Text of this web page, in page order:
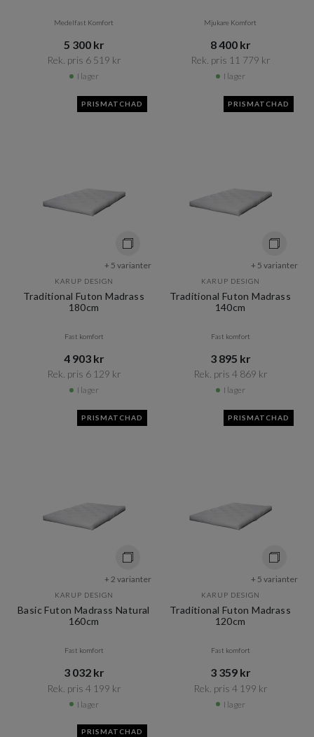
Medelfast Komfort
5 300 kr​​
Rek. pris 6 519 kr​​
I lager
Mjukare Komfort
8 400 kr​​
Rek. pris 11 779 kr​​
I lager
PRISMATCHAD
+ 5 varianter
KARUP DESIGN
Traditional Futon Madrass
180cm
Fast komfort
4 903 kr​​
Rek. pris 6 129 kr​​
I lager
PRISMATCHAD
+ 5 varianter
KARUP DESIGN
Traditional Futon Madrass
140cm
Fast komfort
3 895 kr​​
Rek. pris 4 869 kr​​
I lager
PRISMATCHAD
+ 2 varianter
KARUP DESIGN
Basic Futon Madrass Natural
160cm
Fast komfort
3 032 kr​​
Rek. pris 4 199 kr​​
I lager
PRISMATCHAD
+ 5 varianter
KARUP DESIGN
Traditional Futon Madrass
120cm
Fast komfort
3 359 kr​​
Rek. pris 4 199 kr​​
I lager
PRISMATCHAD